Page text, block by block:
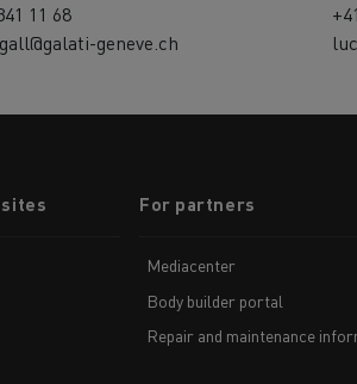
11 68
geneve.ch
For partners
Mediacenter
Body builder portal
Repair and maintenance